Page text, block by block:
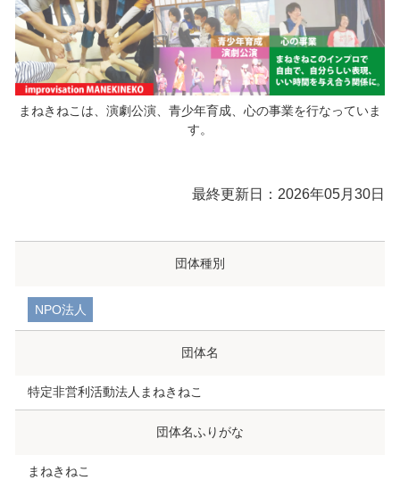
まねきねこは、演劇公演、青少年育成、心の事業を行なっていま
す。
最終更新日：2026年05月30日
団体種別
NPO法人
団体名
特定非営利活動法人まねきねこ
団体名ふりがな
まねきねこ